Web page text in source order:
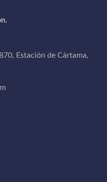
Estación de Cártama,